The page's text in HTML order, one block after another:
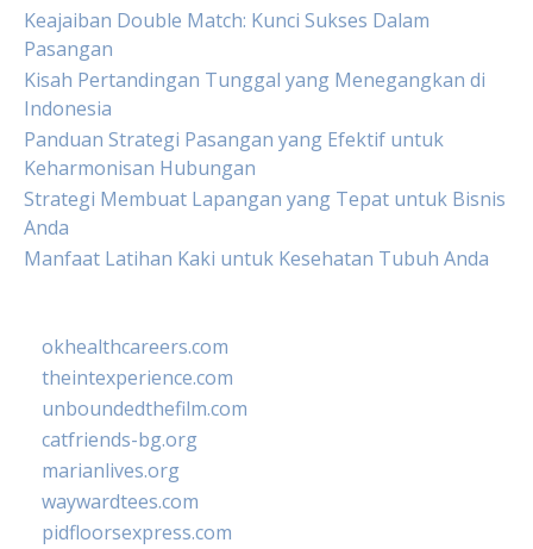
Keajaiban Double Match: Kunci Sukses Dalam
Pasangan
Kisah Pertandingan Tunggal yang Menegangkan di
Indonesia
Panduan Strategi Pasangan yang Efektif untuk
Keharmonisan Hubungan
Strategi Membuat Lapangan yang Tepat untuk Bisnis
Anda
Manfaat Latihan Kaki untuk Kesehatan Tubuh Anda
okhealthcareers.com
theintexperience.com
unboundedthefilm.com
catfriends-bg.org
marianlives.org
waywardtees.com
pidfloorsexpress.com